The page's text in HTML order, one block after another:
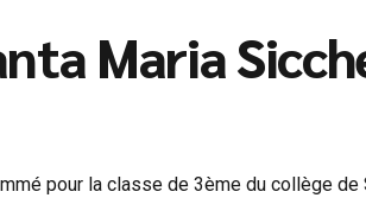
Maria
pour la classe de 3ème du collège